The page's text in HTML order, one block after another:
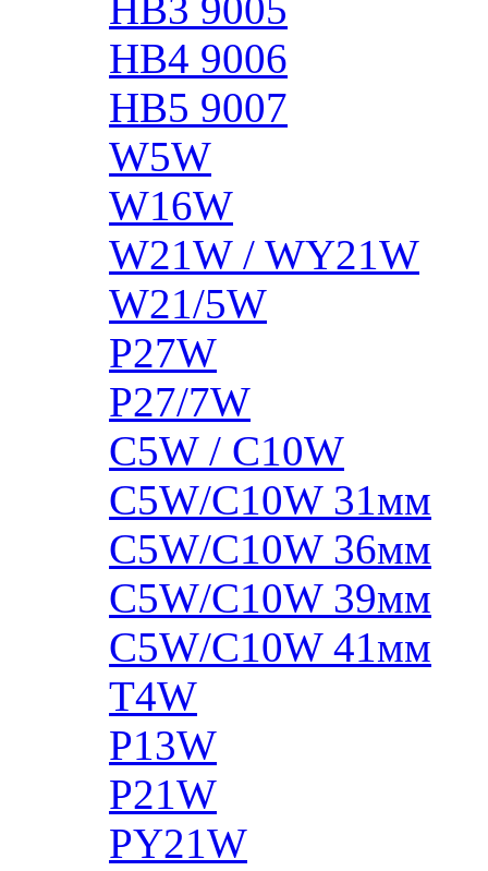
HB4 9006
HB5 9007
W5W
W16W
W21W / WY21W
W21/5W
P27W
P27/7W
C5W / C10W
C5W/C10W 31мм
C5W/C10W 36мм
C5W/C10W 39мм
C5W/C10W 41мм
T4W
P13W
P21W
PY21W